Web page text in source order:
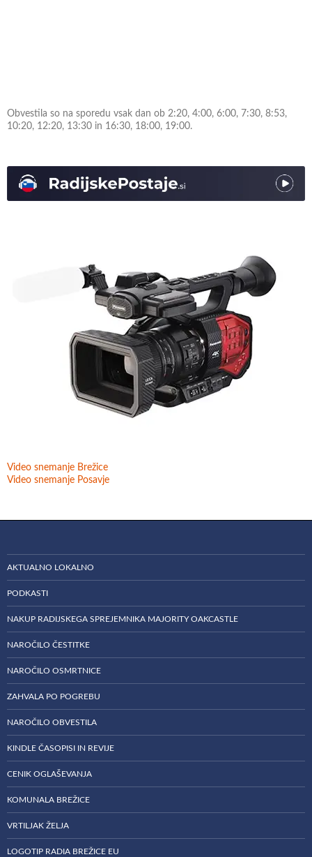
Obvestila so na sporedu vsak dan ob 2:20, 4:00, 6:00, 7:30, 8:53,
10:20, 12:20, 13:30 in 16:30, 18:00, 19:00.
Video snemanje Brežice
Video snemanje Posavje
AKTUALNO LOKALNO
PODKASTI
NAKUP RADIJSKEGA SPREJEMNIKA MAJORITY OAKCASTLE
NAROČILO ČESTITKE
NAROČILO OSMRTNICE
ZAHVALA PO POGREBU
NAROČILO OBVESTILA
KINDLE ČASOPISI IN REVIJE
CENIK OGLAŠEVANJA
KOMUNALA BREŽICE
VRTILJAK ŽELJA
LOGOTIP RADIA BREŽICE EU